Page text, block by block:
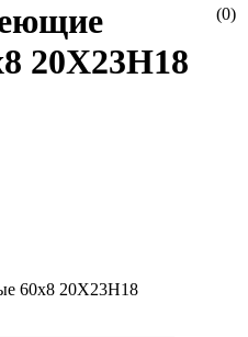
(0)
20Х23Н18
60х8 20Х23Н18